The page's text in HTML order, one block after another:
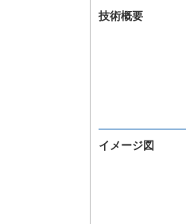
技術概要
イメージ図